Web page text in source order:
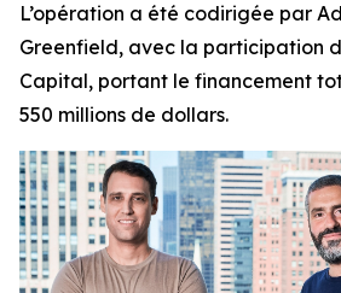
L’opération a été codirigée par
Greenfield, avec la participation
Capital, portant le financement
550 millions de dollars.